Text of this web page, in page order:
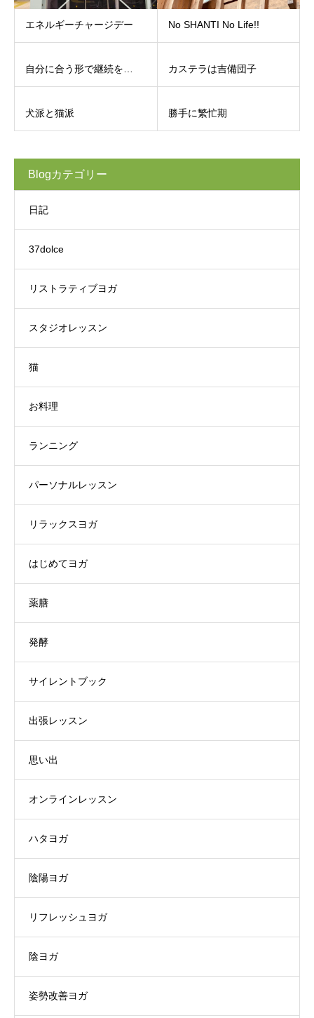
エネルギーチャージデー No SHANTI No Life!!
自分に合う形で継続を… カステラは吉備団子
犬派と猫派 勝手に繁忙期
Blogカテゴリー
日記
37dolce
リストラティブヨガ
スタジオレッスン
猫
お料理
ランニング
パーソナルレッスン
リラックスヨガ
はじめてヨガ
薬膳
発酵
サイレントブック
出張レッスン
思い出
オンラインレッスン
ハタヨガ
陰陽ヨガ
リフレッシュヨガ
陰ヨガ
姿勢改善ヨガ